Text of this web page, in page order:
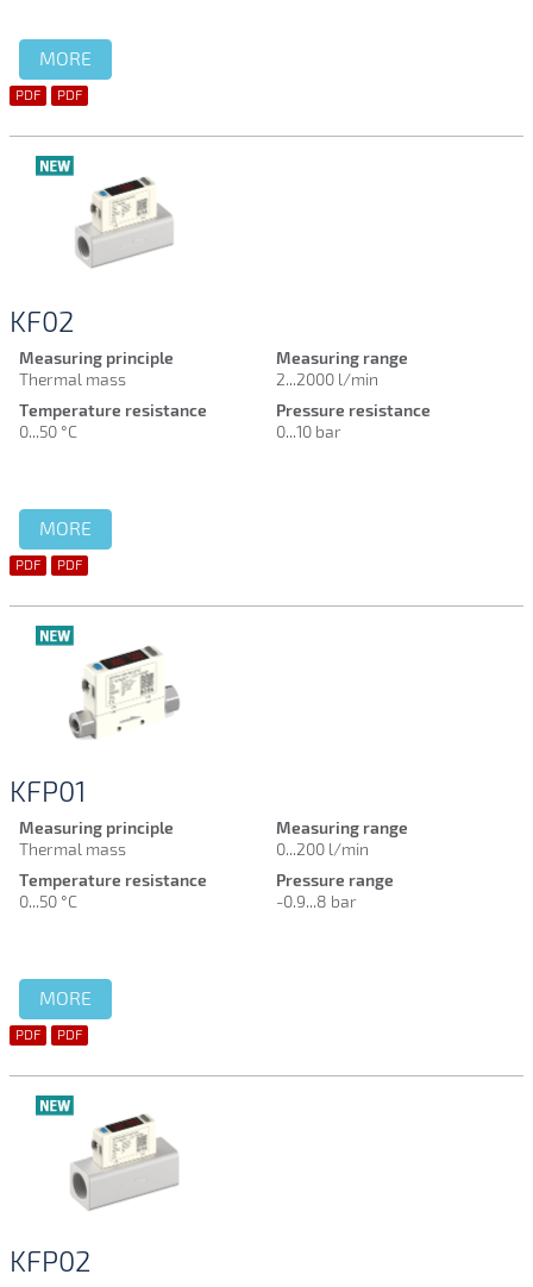
MORE
PDF PDF
KF02
Measuring principle
Thermal mass
Measuring range
2...2000 l/min
Temperature resistance
0...50 °C
Pressure resistance
0...10 bar
MORE
PDF PDF
KFP01
Measuring principle
Thermal mass
Measuring range
0...200 l/min
Temperature resistance
0...50 °C
Pressure range
-0.9...8 bar
MORE
PDF PDF
KFP02